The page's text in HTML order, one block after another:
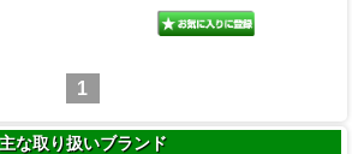
1
主な取り扱いブランド